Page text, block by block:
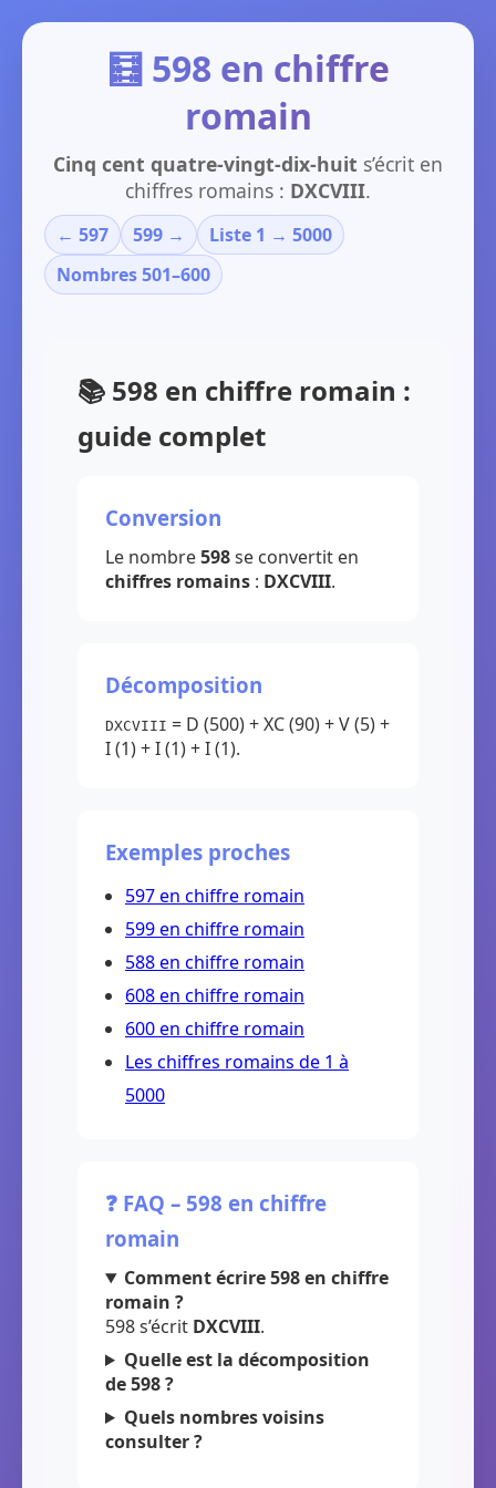
🧮 598 en chiffre
romain
Cinq cent quatre-vingt-dix-huit s’écrit en
chiffres romains : DXCVIII.
← 597 599 →
Liste 1 → 5000
Nombres 501–600
📚 598 en chiffre romain :
guide complet
Conversion
Le nombre598se convertit en
chiffres romains : DXCVIII.
Décomposition
DXCVIII = D (500) + XC (90) + V (5) +
I (1) + I (1) + I (1).
Exemples proches
597 en chiffre romain
599 en chiffre romain
588 en chiffre romain
608 en chiffre romain
600 en chiffre romain
Les chiffres romains de 1 à
5000
❓ FAQ – 598 en chiffre
romain
Comment écrire 598 en chiffre
romain ?
598 s’écrit DXCVIII.
Quelle est la décomposition
de 598 ?
Quels nombres voisins
consulter ?